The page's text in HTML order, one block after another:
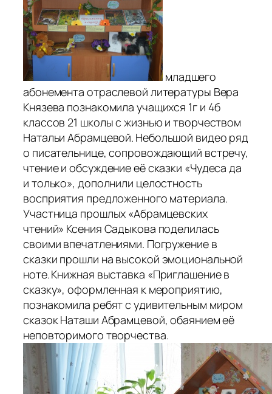
младшего
абонемента отраслевой литературы Вера
Князева познакомила учащихся 1г и 4б
классов 21 школы с жизнью и творчеством
Натальи Абрамцевой. Небольшой видео ряд
о писательнице, сопровождающий встречу,
чтение и обсуждение её сказки «Чудеса да
и только», дополнили целостность
восприятия предложенного материала.
Участница прошлых «Абрамцевских
чтений» Ксения Садыкова поделилась
своими впечатлениями. Погружение в
сказки прошли на высокой эмоциональной
ноте.Книжная выставка «Приглашение в
сказку», оформленная к мероприятию,
познакомила ребят с удивительным миром
сказок Наташи Абрамцевой, обаянием её
неповторимого творчества.